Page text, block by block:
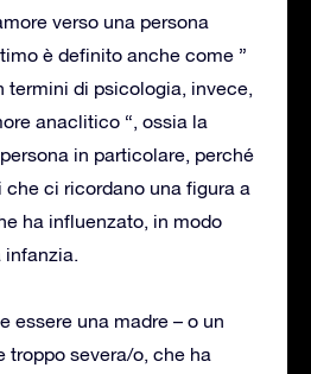
verso una persona
è definito anche come ”
termini di psicologia, invece,
anaclitico “, ossia la
in particolare, perché
ci ricordano una figura a
ha influenzato, in modo
infanzia.
essere una madre – o un
troppo severa/o, che ha